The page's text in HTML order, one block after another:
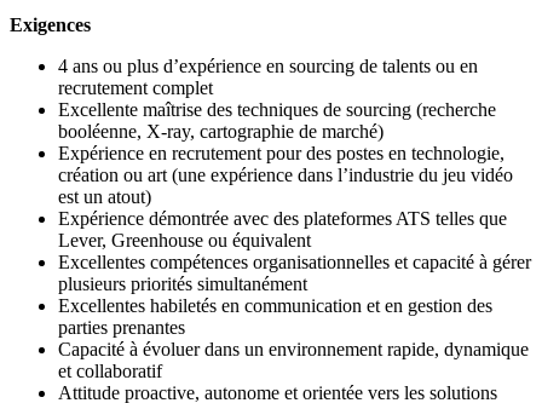
Exigences
4 ans ou plus d’expérience en sourcing de talents ou en
recrutement complet
Excellente maîtrise des techniques de sourcing (recherche
booléenne, X-ray, cartographie de marché)
Expérience en recrutement pour des postes en technologie,
création ou art (une expérience dans l’industrie du jeu vidéo
est un atout)
Expérience démontrée avec des plateformes ATS telles que
Lever, Greenhouse ou équivalent
Excellentes compétences organisationnelles et capacité à gérer
plusieurs priorités simultanément
Excellentes habiletés en communication et en gestion des
parties prenantes
Capacité à évoluer dans un environnement rapide, dynamique
et collaboratif
Attitude proactive, autonome et orientée vers les solutions